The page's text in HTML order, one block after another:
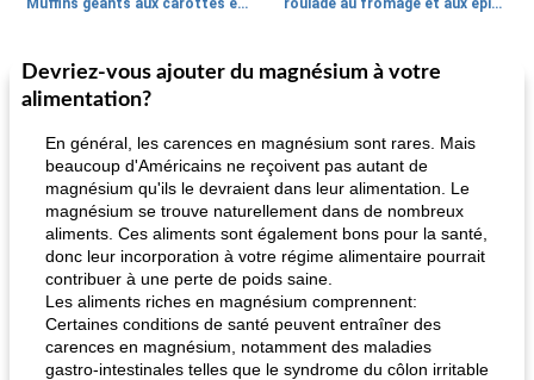
Muffins géants aux carottes et à la banane de Nif roulade au fromage et aux épinards
30min
Marques de confiance: recettes et
fiesta tostadas
Viande et volaille
le méga's jopp joes
Devriez-vous ajouter du magnésium à votre
alimentation?
En général, les carences en magnésium sont rares. Mais
beaucoup d'Américains ne reçoivent pas autant de
magnésium qu'ils le devraient dans leur alimentation. Le
magnésium se trouve naturellement dans de nombreux
aliments. Ces aliments sont également bons pour la santé,
donc leur incorporation à votre régime alimentaire pourrait
contribuer à une perte de poids saine.
Les aliments riches en magnésium comprennent:
Certaines conditions de santé peuvent entraîner des
carences en magnésium, notamment des maladies
gastro-intestinales telles que le syndrome du côlon irritable